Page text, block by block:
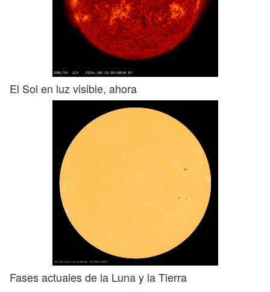
El Sol en luz visible, ahora
Fases actuales de la Luna y la Tierra